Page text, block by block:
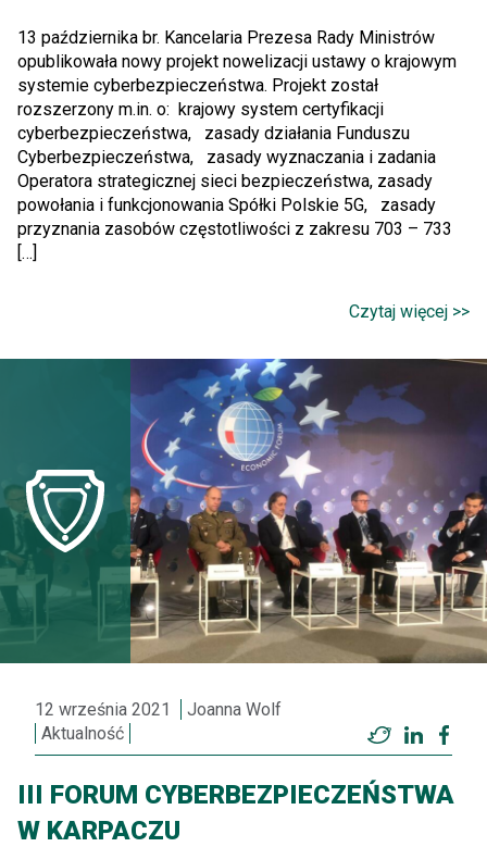
13 października br. Kancelaria Prezesa Rady Ministrów
opublikowała nowy projekt nowelizacji ustawy o krajowym
systemie cyberbezpieczeństwa. Projekt został
rozszerzony m.in. o: krajowy system certyfikacji
cyberbezpieczeństwa, zasady działania Funduszu
Cyberbezpieczeństwa, zasady wyznaczania i zadania
Operatora strategicznej sieci bezpieczeństwa, zasady
powołania i funkcjonowania Spółki Polskie 5G, zasady
przyznania zasobów częstotliwości z zakresu 703 – 733
[…]
Czytaj więcej >>
12 września 2021
Joanna Wolf
Aktualność
Twitter
III FORUM CYBERBEZPIECZEŃSTWA
W KARPACZU